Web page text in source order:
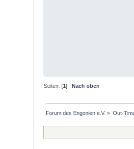
Seiten: [1]
Nach oben
Forum des Engonien e.V. » Out-